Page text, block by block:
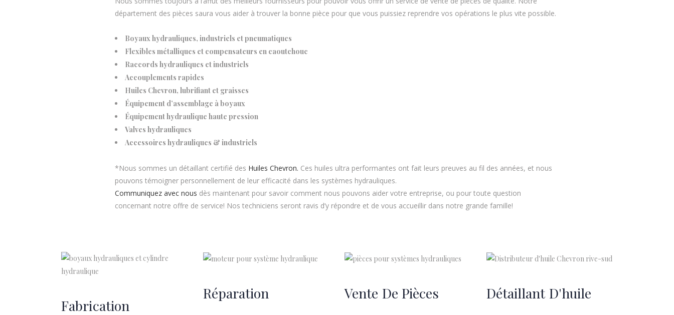
département des pièces saura vous aider à trouver la bonne pièce pour que vous puissiez reprendre vos opérations le plus vite possible.
Boyaux hydrauliques, industriels et pneumatiques
Flexibles métalliques et compensateurs en caoutchouc
Raccords hydrauliques et industriels
Accouplements rapides
Huiles Chevron, lubrifiant et graisses
Équipement d’assemblage à boyaux
Équipement hydraulique haute pression
Valves hydrauliques
Accessoires hydrauliques & industriels
*Nous sommes un détaillant certifié des Huiles Chevron. Ces huiles ultra performantes ont fait leurs preuves au fil des années, et nous
pouvons témoigner personnellement de leur efficacité dans les systèmes hydrauliques.
Communiquez avec nous dès maintenant pour savoir comment nous pouvons aider votre entreprise, ou pour toute question
concernant notre offre de service! Nos techniciens seront ravis d’y répondre et de vous accueillir dans notre grande famille!
Fabrication
Réparation Vente De Pièces Détaillant D'huile